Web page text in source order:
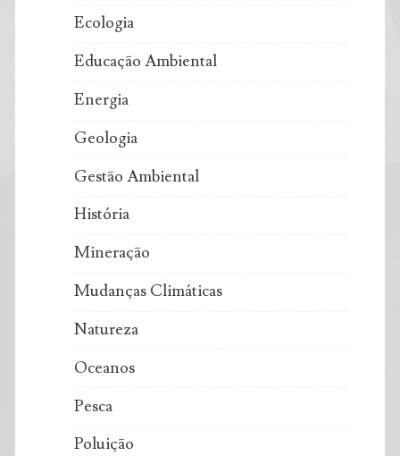
Ecologia
Educação Ambiental
Energia
Geologia
Gestão Ambiental
História
Mineração
Mudanças Climáticas
Natureza
Oceanos
Pesca
Poluição